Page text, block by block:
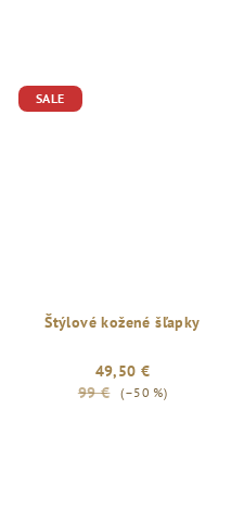
SALE
Štýlové kožené šľapky
49,50 €
99 €
(–50 %)